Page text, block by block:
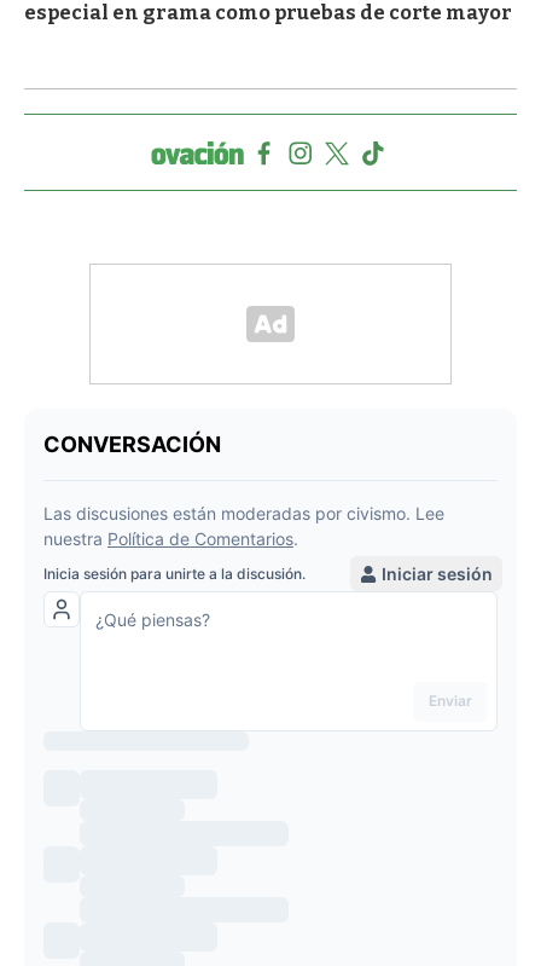
especial en grama como pruebas de corte mayor